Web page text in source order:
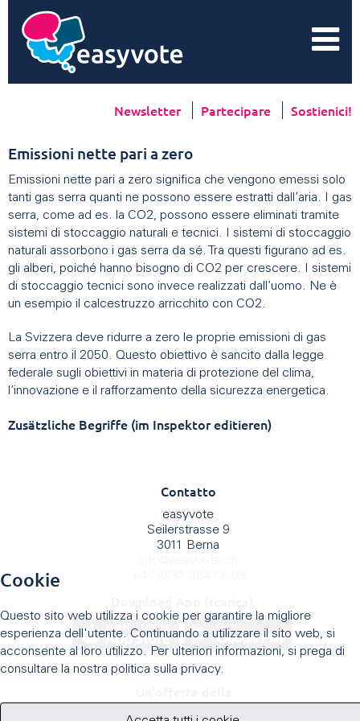
Newsletter Partecipare Sostienici!
Emissioni nette pari a zero
Emissioni nette pari a zero significa che vengono emessi solo
tanti gas serra quanti ne possono essere estratti dall’aria. I gas
serra, come ad es. la CO2, possono essere eliminati tramite
sistemi di stoccaggio naturali e tecnici. I sistemi di stoccaggio
naturali assorbono i gas serra da sé. Tra questi figurano ad es.
gli alberi, poiché hanno bisogno di CO2 per crescere. I sistemi
di stoccaggio tecnici sono invece realizzati dall’uomo. Ne è
un esempio il calcestruzzo arricchito con CO2.
La Svizzera deve ridurre a zero le proprie emissioni di gas
serra entro il 2050. Questo obiettivo è sancito dalla legge
federale sugli obiettivi in materia di protezione del clima,
l’innovazione e il rafforzamento della sicurezza energetica.
Zusätzliche Begriffe (im Inspektor editieren)
Contatto
easyvote
Seilerstrasse 9
3011 Berna
Cookie
Questo sito web utilizza i cookie per garantire la migliore
esperienza dell'utente. Continuando a utilizzare il sito web, si
acconsente al loro utilizzo. Per ulteriori informazioni, si prega di
consultare la nostra politica sulla privacy.